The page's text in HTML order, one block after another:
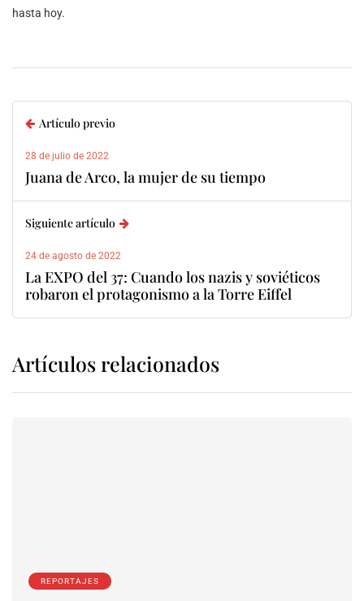
hasta hoy.
Artículo previo
28 de julio de 2022
Juana de Arco, la mujer de su tiempo
Siguiente artículo
24 de agosto de 2022
La EXPO del 37: Cuando los nazis y soviéticos
robaron el protagonismo a la Torre Eiffel
Artículos relacionados
REPORTAJES